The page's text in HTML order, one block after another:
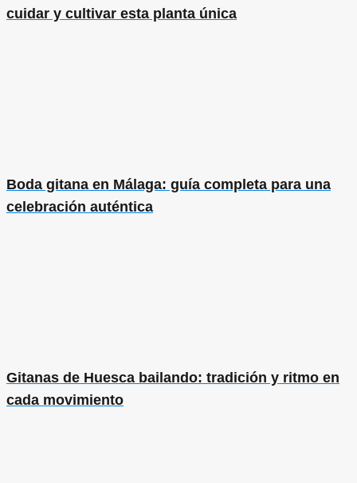
cuidar y cultivar esta planta única
Boda gitana en Málaga: guía completa para una
celebración auténtica
Gitanas de Huesca bailando: tradición y ritmo en
cada movimiento